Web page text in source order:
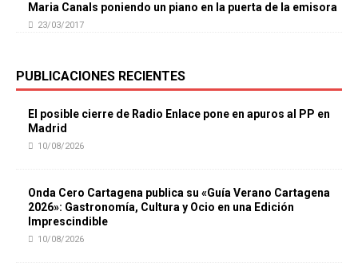
Maria Canals poniendo un piano en la puerta de la emisora
23/03/2017
PUBLICACIONES RECIENTES
El posible cierre de Radio Enlace pone en apuros al PP en
Madrid
10/08/2026
Onda Cero Cartagena publica su «Guía Verano Cartagena
2026»: Gastronomía, Cultura y Ocio en una Edición
Imprescindible
10/08/2026